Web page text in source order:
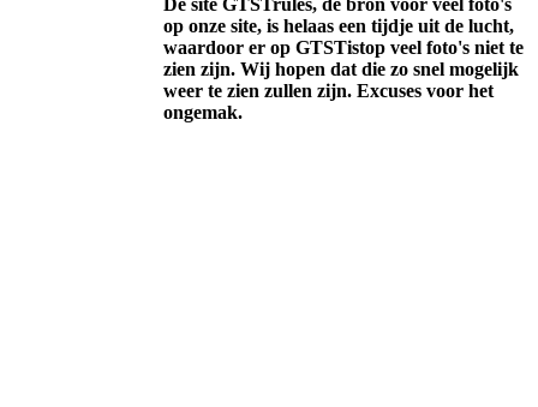
op onze site, is helaas een tijdje uit de lucht,
waardoor er op GTSTistop veel foto's niet te
zien zijn. Wij hopen dat die zo snel mogelijk
weer te zien zullen zijn. Excuses voor het
ongemak.